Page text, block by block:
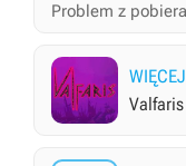
Problem z
Valfaris